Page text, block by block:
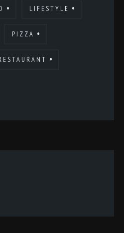
LIFESTYLE
PIZZA